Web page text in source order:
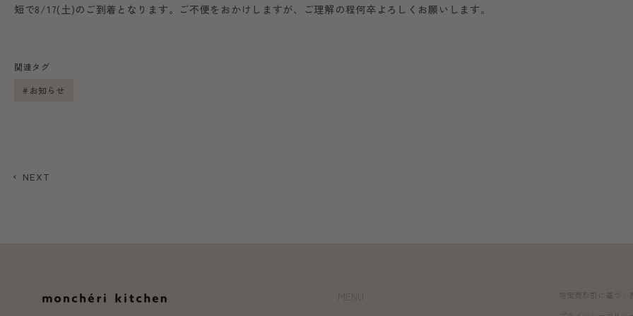
短で8/17(土)のご到着となります。ご不便をおかけしますが、ご理解の程何卒よろしくお願いします。
関連タグ
お知らせ
NEXT
MENU
特定商取引に基づく